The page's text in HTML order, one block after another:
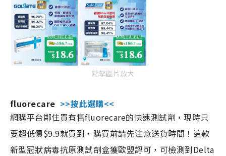
點擊圖片放大
fluorecare >>按此選購<<
網購平台鄰住買有售fluorecare的快速測試劑，現時只
要超低價$9.9就買到，購買前請先注意送貨時間！這款
新型冠狀病毒抗原測試劑盒獲歐盟認可，可檢測到Delta